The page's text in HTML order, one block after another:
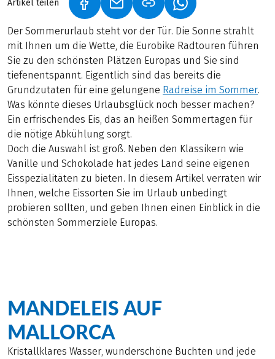
Artikel teilen (LINK ÖFFNET IN NEUEM TAB)
(LINK ÖFFNET IN NEUEM TAB)
(LINK ÖFFNET IN
Der Sommerurlaub steht vor der Tür. Die Sonne strahlt
mit Ihnen um die Wette, die Eurobike Radtouren führen
Sie zu den schönsten Plätzen Europas und Sie sind
tiefenentspannt. Eigentlich sind das bereits die
Grundzutaten für eine gelungene Radreise im Sommer.
Was könnte dieses Urlaubsglück noch besser machen?
Ein erfrischendes Eis, das an heißen Sommertagen für
die nötige Abkühlung sorgt.
Doch die Auswahl ist groß. Neben den Klassikern wie
Vanille und Schokolade hat jedes Land seine eigenen
Eisspezialitäten zu bieten. In diesem Artikel verraten wir
Ihnen, welche Eissorten Sie im Urlaub unbedingt
probieren sollten, und geben Ihnen einen Einblick in die
schönsten Sommerziele Europas.
MANDELEIS AUF
MALLORCA
Kristallklares Wasser, wunderschöne Buchten und jede